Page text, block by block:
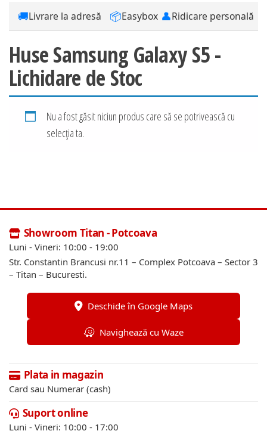
🚚Livrare la adresă 📦Easybox 👤Ridicare personală
Huse Samsung Galaxy S5 -
Lichidare de Stoc
Nu a fost găsit niciun produs care să se potrivească cu
selecția ta.
Showroom Titan - Potcoava
Luni - Vineri: 10:00 - 19:00
Str. Constantin Brancusi nr.11 – Complex Potcoava – Sector 3
– Titan – Bucuresti.
Deschide în Google Maps
Navighează cu Waze
Plata in magazin
Card sau Numerar (cash)
Suport online
Luni - Vineri: 10:00 - 17:00